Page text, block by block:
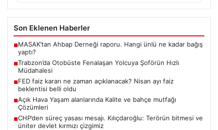
Son Eklenen Haberler
■MASAK’tan Ahbap Derneği raporu. Hangi ünlü ne kadar bağış
yaptı?
■Trabzon’da Otobüste Fenalaşan Yolcuya Şoförün Hızlı
Müdahalesi
■FED faiz kararı ne zaman açıklanacak? Nisan ayı faiz
beklentisi belli oldu
■Açık Hava Yaşam alanlarında Kalite ve bahçe mutfağı
Çözümleri
■CHP’den süreç yasası mesajı. Kılıçdaroğlu: Terörün bitmesi ve
üniter devlet kırmızı çizgimiz